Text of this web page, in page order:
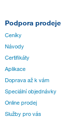
Podpora prodeje
Ceníky
Návody
Certifikáty
Aplikace
Doprava až k vám
Speciální objednávky
Online prodej
Služby pro vás